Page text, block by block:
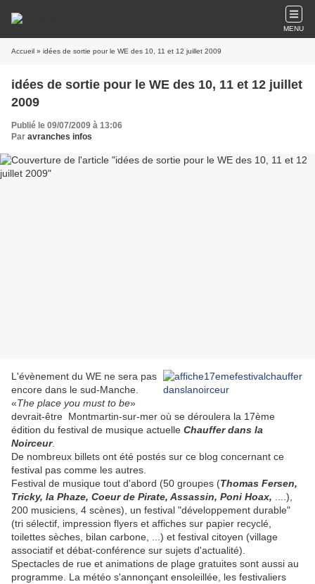
MENU
Accueil » idées de sortie pour le WE des 10, 11 et 12 juillet 2009
idées de sortie pour le WE des 10, 11 et 12 juillet
2009
Publié le 09/07/2009 à 13:06
Par avranches infos
L'évènement du WE ne sera pas
encore dans le sud-Manche.
«The place you must to be»
devrait-être Montmartin-sur-mer où se déroulera la 17ème
édition du festival de musique actuelle Chauffer dans la
Noirceur.
De nombreux billets ont été postés sur ce blog concernant ce
festival pas comme les autres.
Festival de musique tout d'abord (50 groupes (Thomas Fersen,
Tricky, la Phaze, Coeur de Pirate, Assassin, Poni Hoax, ....),
200 musiciens, 4 scènes), un festival "développement durable"
(tri sélectif, impression flyers et affiches sur papier recyclé,
toilettes sèches, bilan carbone, ...) et festival citoyen (village
associatif et débat-conférence sur sujets d'actualité).
Spectacles de rue et animations de plage gratuites sont aussi au
programme. La météo s'annonçant ensoleillée, les festivaliers